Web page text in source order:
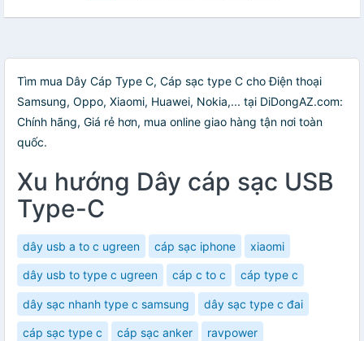
Tìm mua Dây Cáp Type C, Cáp sạc type C cho Điện thoại
Samsung, Oppo, Xiaomi, Huawei, Nokia,... tại DiDongAZ.com:
Chính hãng, Giá rẻ hơn, mua online giao hàng tận nơi toàn
quốc.
Xu hướng Dây cáp sạc USB
Type-C
dây usb a to c ugreen cáp sạc iphone xiaomi
dây usb to type c ugreen cáp c to c cáp type c
dây sạc nhanh type c samsung dây sạc type c đai
cáp sạc type c cáp sạc anker ravpower